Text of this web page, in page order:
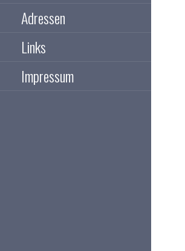
Adressen
Links
Impressum